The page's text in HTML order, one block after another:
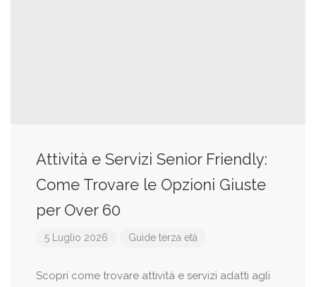
Attività e Servizi Senior Friendly:
Come Trovare le Opzioni Giuste
per Over 60
5 Luglio 2026 Guide terza età
Scopri come trovare attività e servizi adatti agli